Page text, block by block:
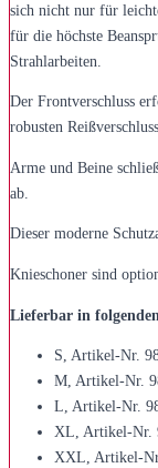
sich nicht nur für
für die höchste
Strahlarbeiten.
Der Frontverschluss
robusten
Arme und Beine
ab.
Dieser moderne
Knieschoner sind
Lieferbar in
S, Artikel-Nr.
M, Artikel-Nr.
L, Artikel-Nr.
XL, Artikel-Nr.
XXL, Artikel-